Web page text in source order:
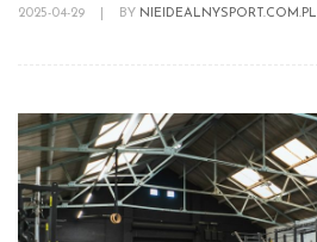
2025-04-29 BY NIEIDEALNYSPORT.COM.PL